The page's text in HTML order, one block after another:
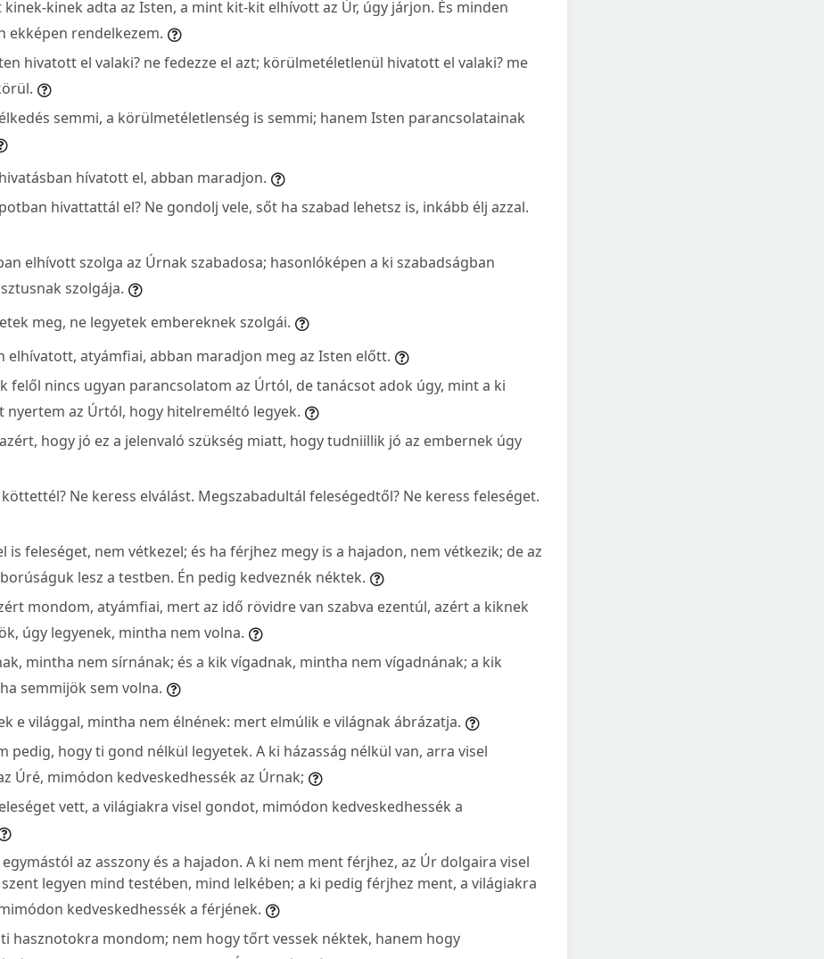
kinek-kinek adta az Isten, a mint kit-kit elhívott az Úr, úgy járjon. És minden
ekképen rendelkezem.
hivatott el valaki? ne fedezze el azt; körülmetéletlenül hivatott el valaki? me
semmi, a körülmetéletlenség is semmi; hanem Isten parancsolatainak
hívatott el, abban maradjon.
hivattattál el? Ne gondolj vele, sőt ha szabad lehetsz is, inkább élj azzal.
elhívott szolga az Úrnak szabadosa; hasonlóképen a ki szabadságban
szolgája.
meg, ne legyetek embereknek szolgái.
elhívatott, atyámfiai, abban maradjon meg az Isten előtt.
felől nincs ugyan parancsolatom az Úrtól, de tanácsot adok úgy, mint a ki
nyertem az Úrtól, hogy hitelreméltó legyek.
hogy jó ez a jelenvaló szükség miatt, hogy tudniillik jó az embernek úgy
köttettél? Ne keress elválást. Megszabadultál feleségedtől? Ne keress feleséget.
is feleséget, nem vétkezel; és ha férjhez megy is a hajadon, nem vétkezik; de az
lesz a testben. Én pedig kedveznék néktek.
mondom, atyámfiai, mert az idő rövidre van szabva ezentúl, azért a kiknek
úgy legyenek, mintha nem volna.
mintha nem sírnának; és a kik vígadnak, mintha nem vígadnának; a kik
semmijök sem volna.
e világgal, mintha nem élnének: mert elmúlik e világnak ábrázatja.
pedig, hogy ti gond nélkül legyetek. A ki házasság nélkül van, arra visel
Úré, mimódon kedveskedhessék az Úrnak;
vett, a világiakra visel gondot, mimódon kedveskedhessék a
az asszony és a hajadon. A ki nem ment férjhez, az Úr dolgaira visel
legyen mind testében, mind lelkében; a ki pedig férjhez ment, a világiakra
kedveskedhessék a férjének.
hasznotokra mondom; nem hogy tőrt vessek néktek, hanem hogy